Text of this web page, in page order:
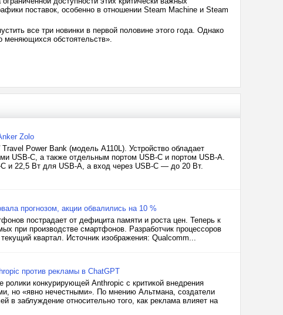
поставок, особенно в отношении Steam Machine и Steam
все три новинки в первой половине этого года. Однако
меняющихся обстоятельств».
Zolo
Power Bank (модель A110L). Устройство обладает
USB-C, а также отдельным портом USB-C и портом USB-A.
и 22,5 Вт для USB-A, а вход через USB-C — до 20 Вт.
прогнозом, акции обвалились на 10 %
пострадает от дефицита памяти и роста цен. Теперь к
при производстве смартфонов. Разработчик процессоров
квартал. Источник изображения: Qualcomm...
против рекламы в ChatGPT
конкурирующей Anthropic с критикой внедрения
но «явно нечестными». По мнению Альтмана, создатели
в заблуждение относительно того, как реклама влияет на